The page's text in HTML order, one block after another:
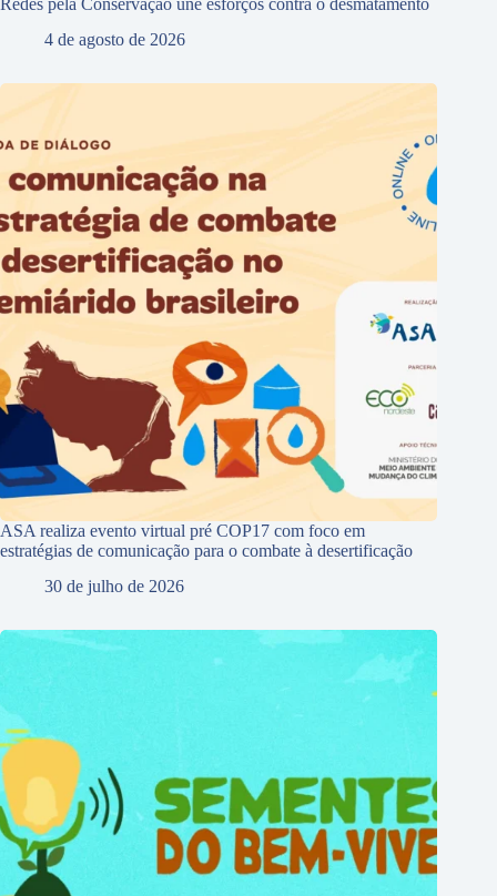
4 de agosto de 2026
ASA realiza evento virtual pré COP17 com foco em
estratégias de comunicação para o combate à desertificação
30 de julho de 2026